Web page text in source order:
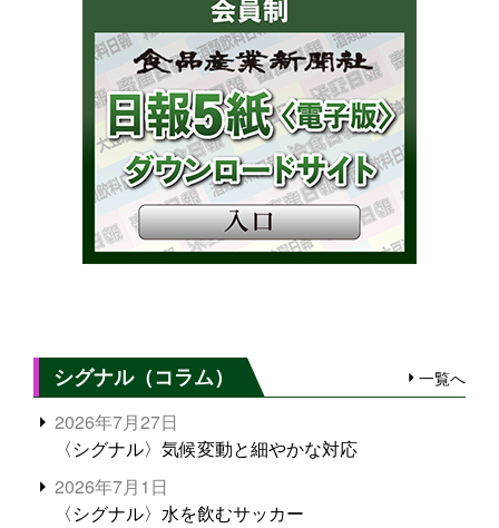
シグナル（コラム） 一覧へ
2026年7月27日
〈シグナル〉気候変動と細やかな対応
2026年7月1日
〈シグナル〉水を飲むサッカー